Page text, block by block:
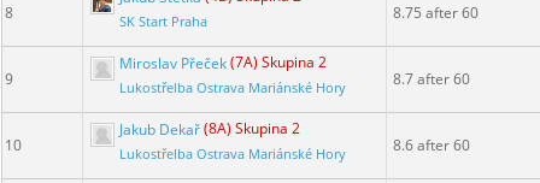
8 SK Start Praha 8.75 after 60
9
Miroslav Přeček(7A) Skupina 2
Lukostřelba Ostrava Mariánské Hory 8.7 after 60
10
Jakub Dekař(8A) Skupina 2
Lukostřelba Ostrava Mariánské Hory 8.6 after 60